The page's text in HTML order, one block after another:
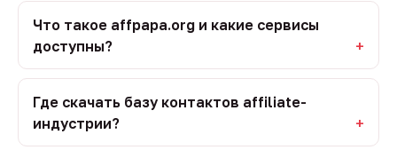
Что такое affpapa.org и какие сервисы
доступны?
Где скачать базу контактов affiliate-
индустрии?